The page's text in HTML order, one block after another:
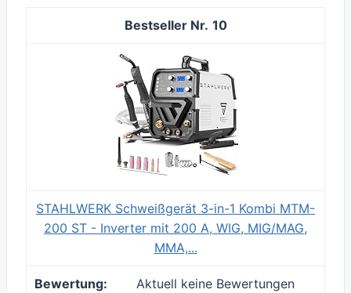
10
STAHLWERK Schweißgerät 3-in-1 Kombi MTM-
200 ST - Inverter mit 200 A, WIG, MIG/MAG,
MMA,...
Aktuell keine Bewertungen